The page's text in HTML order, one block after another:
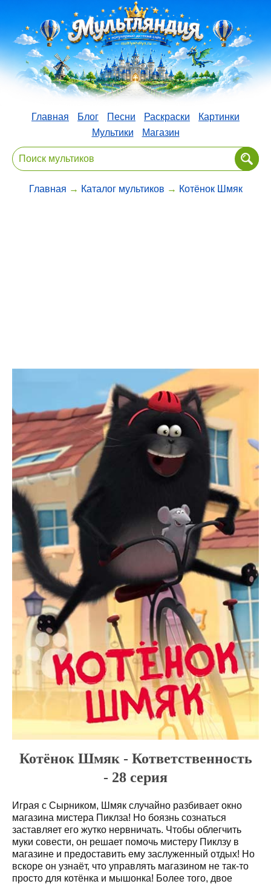
Главная Блог Песни Раскраски
Картинки
Мультики
Магазин
Главная → Каталог мультиков → Котёнок Шмяк
Котёнок Шмяк - Кответственность
- 28 серия
Играя с Сырником, Шмяк случайно разбивает окно
магазина мистера Пиклза! Но боязнь сознаться
заставляет его жутко нервничать. Чтобы облегчить
муки совести, он решает помочь мистеру Пиклзу в
магазине и предоставить ему заслуженный отдых! Но
вскоре он узнаёт, что управлять магазином не так-то
просто для котёнка и мышонка! Более того, двое